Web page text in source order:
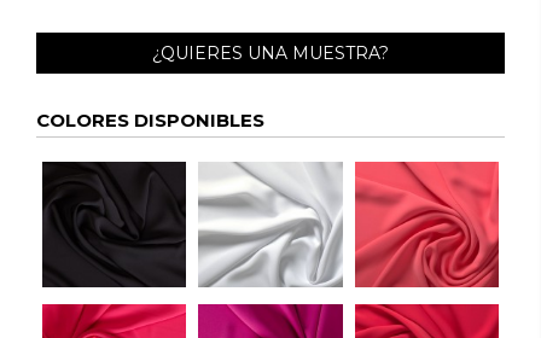
¿QUIERES UNA MUESTRA?
COLORES DISPONIBLES